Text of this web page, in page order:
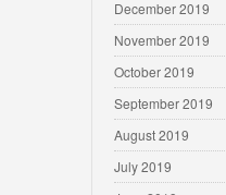
December 2019
November 2019
October 2019
September 2019
August 2019
July 2019